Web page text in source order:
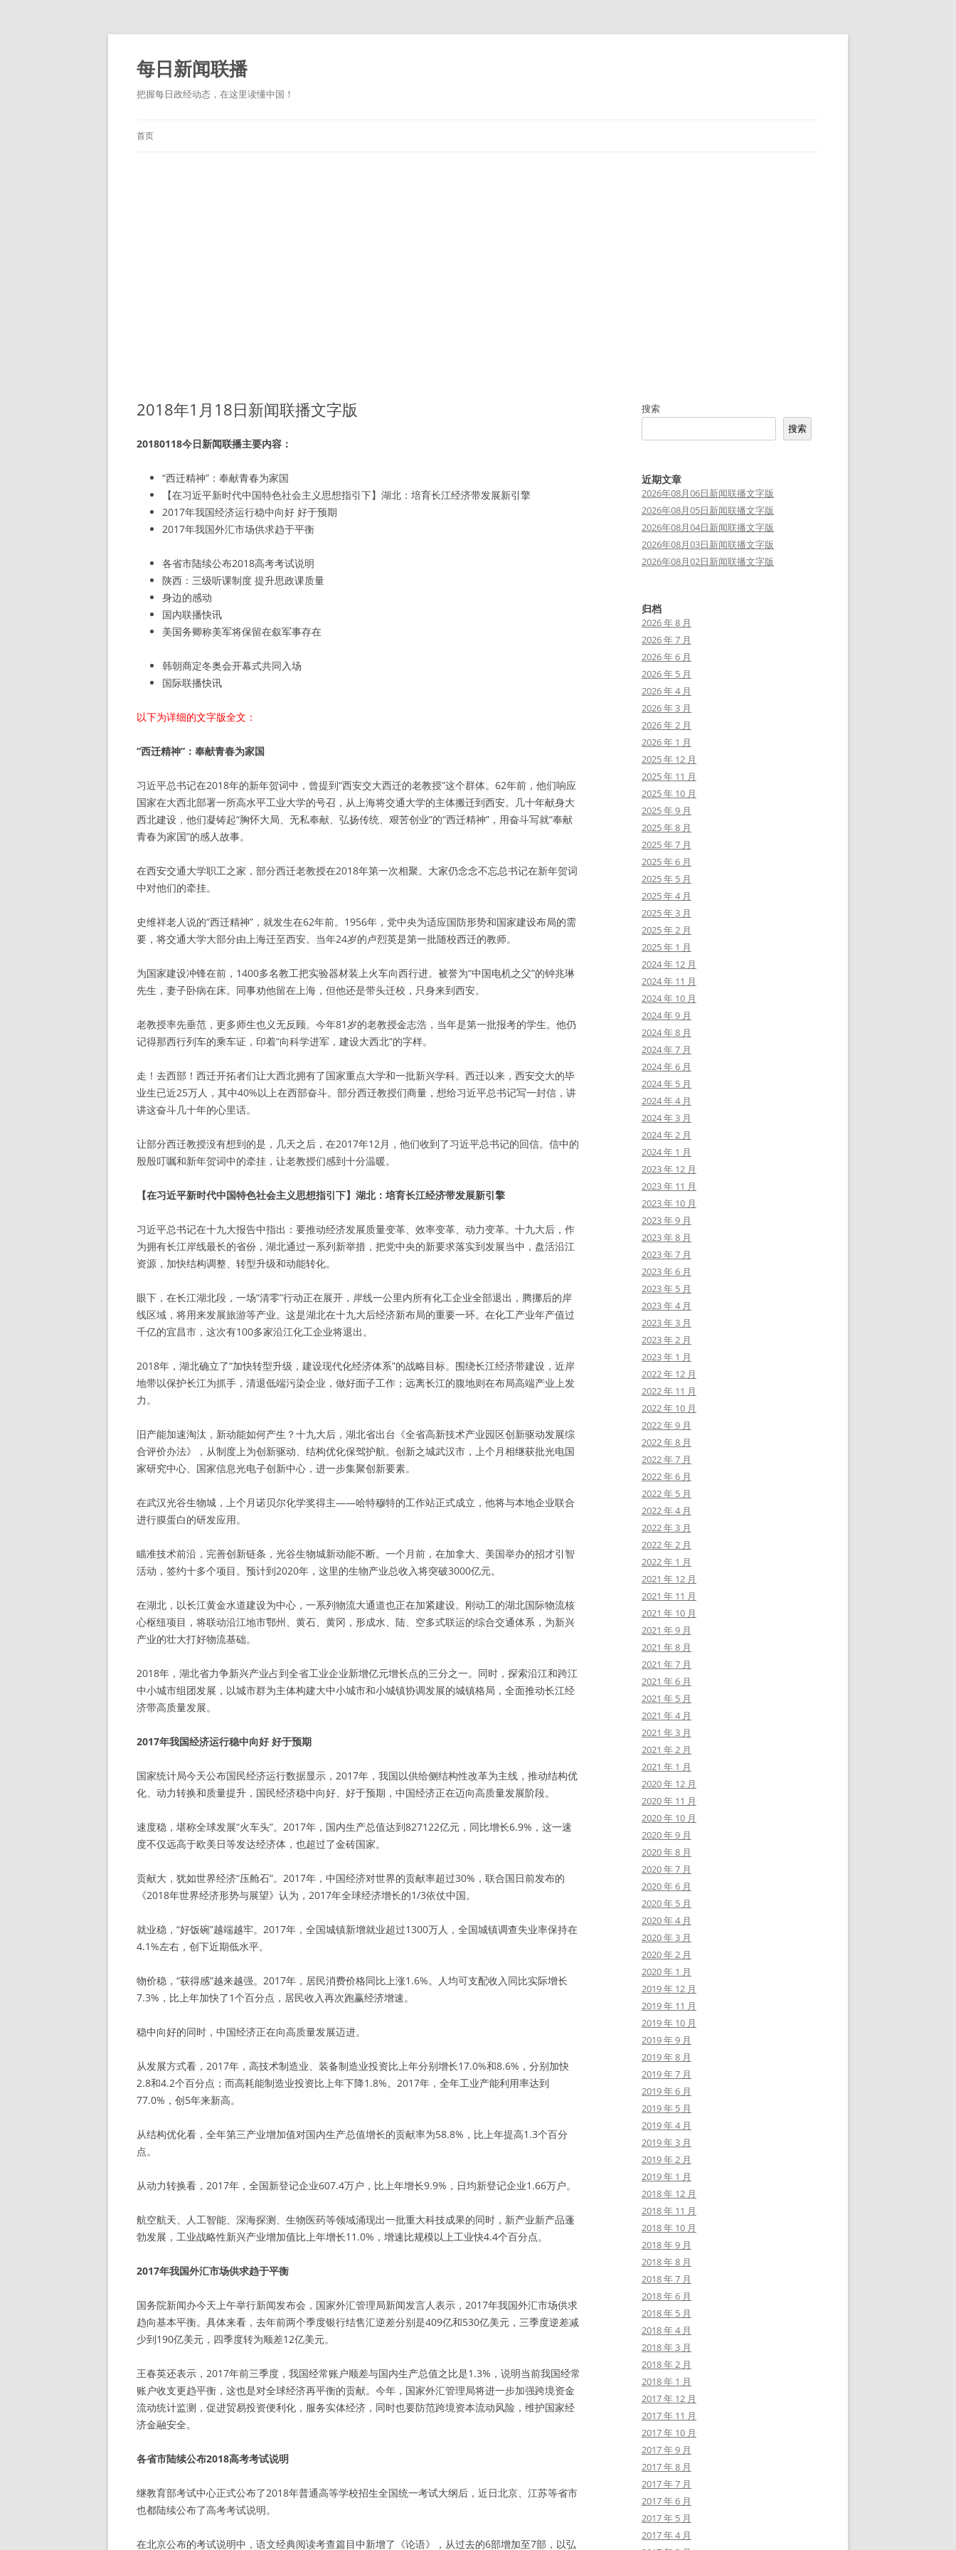
跳
正
文
每日新闻联播
把握每日政经动态，在这里读懂中国！
首页
2018年1月18日新闻联播文字版
20180118今日新闻联播主要内容：
“西迁精神”：奉献青春为家国
【在习近平新时代中国特色社会主义思想指引下】湖北：培育长江经济带发展新引擎
2017年我国经济运行稳中向好 好于预期
2017年我国外汇市场供求趋于平衡
各省市陆续公布2018高考考试说明
陕西：三级听课制度 提升思政课质量
身边的感动
国内联播快讯
美国务卿称美军将保留在叙军事存在
韩朝商定冬奥会开幕式共同入场
国际联播快讯
以下为详细的文字版全文：
“西迁精神”：奉献青春为家国
习近平总书记在2018年的新年贺词中，曾提到“西安交大西迁的老教授”这个群体。62年前，他们响应
国家在大西北部署一所高水平工业大学的号召，从上海将交通大学的主体搬迁到西安。几十年献身大
西北建设，他们凝铸起“胸怀大局、无私奉献、弘扬传统、艰苦创业”的“西迁精神”，用奋斗写就“奉献
青春为家国”的感人故事。
在西安交通大学职工之家，部分西迁老教授在2018年第一次相聚。大家仍念念不忘总书记在新年贺词
中对他们的牵挂。
史维祥老人说的“西迁精神”，就发生在62年前。1956年，党中央为适应国防形势和国家建设布局的需
要，将交通大学大部分由上海迁至西安。当年24岁的卢烈英是第一批随校西迁的教师。
为国家建设冲锋在前，1400多名教工把实验器材装上火车向西行进。被誉为“中国电机之父”的钟兆琳
先生，妻子卧病在床。同事劝他留在上海，但他还是带头迁校，只身来到西安。
老教授率先垂范，更多师生也义无反顾。今年81岁的老教授金志浩，当年是第一批报考的学生。他仍
记得那西行列车的乘车证，印着“向科学进军，建设大西北”的字样。
走！去西部！西迁开拓者们让大西北拥有了国家重点大学和一批新兴学科。西迁以来，西安交大的毕
业生已近25万人，其中40%以上在西部奋斗。部分西迁教授们商量，想给习近平总书记写一封信，讲
讲这奋斗几十年的心里话。
让部分西迁教授没有想到的是，几天之后，在2017年12月，他们收到了习近平总书记的回信。信中的
殷殷叮嘱和新年贺词中的牵挂，让老教授们感到十分温暖。
【在习近平新时代中国特色社会主义思想指引下】湖北：培育长江经济带发展新引擎
习近平总书记在十九大报告中指出：要推动经济发展质量变革、效率变革、动力变革。十九大后，作
为拥有长江岸线最长的省份，湖北通过一系列新举措，把党中央的新要求落实到发展当中，盘活沿江
资源，加快结构调整、转型升级和动能转化。
眼下，在长江湖北段，一场“清零”行动正在展开，岸线一公里内所有化工企业全部退出，腾挪后的岸
线区域，将用来发展旅游等产业。这是湖北在十九大后经济新布局的重要一环。在化工产业年产值过
千亿的宜昌市，这次有100多家沿江化工企业将退出。
2018年，湖北确立了“加快转型升级，建设现代化经济体系”的战略目标。围绕长江经济带建设，近岸
地带以保护长江为抓手，清退低端污染企业，做好面子工作；远离长江的腹地则在布局高端产业上发
力。
旧产能加速淘汰，新动能如何产生？十九大后，湖北省出台《全省高新技术产业园区创新驱动发展综
合评价办法》，从制度上为创新驱动、结构优化保驾护航。创新之城武汉市，上个月相继获批光电国
家研究中心、国家信息光电子创新中心，进一步集聚创新要素。
在武汉光谷生物城，上个月诺贝尔化学奖得主——哈特穆特的工作站正式成立，他将与本地企业联合
进行膜蛋白的研发应用。
瞄准技术前沿，完善创新链条，光谷生物城新动能不断。一个月前，在加拿大、美国举办的招才引智
活动，签约十多个项目。预计到2020年，这里的生物产业总收入将突破3000亿元。
在湖北，以长江黄金水道建设为中心，一系列物流大通道也正在加紧建设。刚动工的湖北国际物流核
心枢纽项目，将联动沿江地市鄂州、黄石、黄冈，形成水、陆、空多式联运的综合交通体系，为新兴
产业的壮大打好物流基础。
2018年，湖北省力争新兴产业占到全省工业企业新增亿元增长点的三分之一。同时，探索沿江和跨江
中小城市组团发展，以城市群为主体构建大中小城市和小城镇协调发展的城镇格局，全面推动长江经
济带高质量发展。
2017年我国经济运行稳中向好 好于预期
国家统计局今天公布国民经济运行数据显示，2017年，我国以供给侧结构性改革为主线，推动结构优
化、动力转换和质量提升，国民经济稳中向好、好于预期，中国经济正在迈向高质量发展阶段。
速度稳，堪称全球发展“火车头”。2017年，国内生产总值达到827122亿元，同比增长6.9%，这一速
度不仅远高于欧美日等发达经济体，也超过了金砖国家。
贡献大，犹如世界经济“压舱石”。2017年，中国经济对世界的贡献率超过30%，联合国日前发布的
《2018年世界经济形势与展望》认为，2017年全球经济增长的1/3依仗中国。
就业稳，“好饭碗”越端越牢。2017年，全国城镇新增就业超过1300万人，全国城镇调查失业率保持在
4.1%左右，创下近期低水平。
物价稳，“获得感”越来越强。2017年，居民消费价格同比上涨1.6%。人均可支配收入同比实际增长
7.3%，比上年加快了1个百分点，居民收入再次跑赢经济增速。
稳中向好的同时，中国经济正在向高质量发展迈进。
从发展方式看，2017年，高技术制造业、装备制造业投资比上年分别增长17.0%和8.6%，分别加快
2.8和4.2个百分点；而高耗能制造业投资比上年下降1.8%。2017年，全年工业产能利用率达到
77.0%，创5年来新高。
从结构优化看，全年第三产业增加值对国内生产总值增长的贡献率为58.8%，比上年提高1.3个百分
点。
从动力转换看，2017年，全国新登记企业607.4万户，比上年增长9.9%，日均新登记企业1.66万户。
航空航天、人工智能、深海探测、生物医药等领域涌现出一批重大科技成果的同时，新产业新产品蓬
勃发展，工业战略性新兴产业增加值比上年增长11.0%，增速比规模以上工业快4.4个百分点。
2017年我国外汇市场供求趋于平衡
国务院新闻办今天上午举行新闻发布会，国家外汇管理局新闻发言人表示，2017年我国外汇市场供求
趋向基本平衡。具体来看，去年前两个季度银行结售汇逆差分别是409亿和530亿美元，三季度逆差减
少到190亿美元，四季度转为顺差12亿美元。
王春英还表示，2017年前三季度，我国经常账户顺差与国内生产总值之比是1.3%，说明当前我国经常
账户收支更趋平衡，这也是对全球经济再平衡的贡献。今年，国家外汇管理局将进一步加强跨境资金
流动统计监测，促进贸易投资便利化，服务实体经济，同时也要防范跨境资本流动风险，维护国家经
济金融安全。
各省市陆续公布2018高考考试说明
继教育部考试中心正式公布了2018年普通高等学校招生全国统一考试大纲后，近日北京、江苏等省市
也都陆续公布了高考考试说明。
在北京公布的考试说明中，语文经典阅读考查篇目中新增了《论语》，从过去的6部增加至7部，以弘
搜索
搜索
近期文章
2026年08月06日新闻联播文字版
2026年08月05日新闻联播文字版
2026年08月04日新闻联播文字版
2026年08月03日新闻联播文字版
2026年08月02日新闻联播文字版
归档
2026 年 8 月
2026 年 7 月
2026 年 6 月
2026 年 5 月
2026 年 4 月
2026 年 3 月
2026 年 2 月
2026 年 1 月
2025 年 12 月
2025 年 11 月
2025 年 10 月
2025 年 9 月
2025 年 8 月
2025 年 7 月
2025 年 6 月
2025 年 5 月
2025 年 4 月
2025 年 3 月
2025 年 2 月
2025 年 1 月
2024 年 12 月
2024 年 11 月
2024 年 10 月
2024 年 9 月
2024 年 8 月
2024 年 7 月
2024 年 6 月
2024 年 5 月
2024 年 4 月
2024 年 3 月
2024 年 2 月
2024 年 1 月
2023 年 12 月
2023 年 11 月
2023 年 10 月
2023 年 9 月
2023 年 8 月
2023 年 7 月
2023 年 6 月
2023 年 5 月
2023 年 4 月
2023 年 3 月
2023 年 2 月
2023 年 1 月
2022 年 12 月
2022 年 11 月
2022 年 10 月
2022 年 9 月
2022 年 8 月
2022 年 7 月
2022 年 6 月
2022 年 5 月
2022 年 4 月
2022 年 3 月
2022 年 2 月
2022 年 1 月
2021 年 12 月
2021 年 11 月
2021 年 10 月
2021 年 9 月
2021 年 8 月
2021 年 7 月
2021 年 6 月
2021 年 5 月
2021 年 4 月
2021 年 3 月
2021 年 2 月
2021 年 1 月
2020 年 12 月
2020 年 11 月
2020 年 10 月
2020 年 9 月
2020 年 8 月
2020 年 7 月
2020 年 6 月
2020 年 5 月
2020 年 4 月
2020 年 3 月
2020 年 2 月
2020 年 1 月
2019 年 12 月
2019 年 11 月
2019 年 10 月
2019 年 9 月
2019 年 8 月
2019 年 7 月
2019 年 6 月
2019 年 5 月
2019 年 4 月
2019 年 3 月
2019 年 2 月
2019 年 1 月
2018 年 12 月
2018 年 11 月
2018 年 10 月
2018 年 9 月
2018 年 8 月
2018 年 7 月
2018 年 6 月
2018 年 5 月
2018 年 4 月
2018 年 3 月
2018 年 2 月
2018 年 1 月
2017 年 12 月
2017 年 11 月
2017 年 10 月
2017 年 9 月
2017 年 8 月
2017 年 7 月
2017 年 6 月
2017 年 5 月
2017 年 4 月